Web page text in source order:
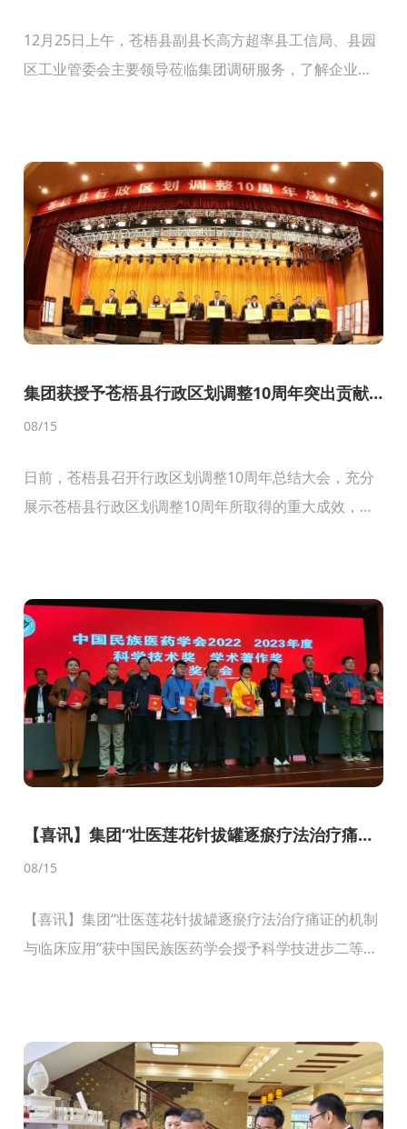
12月25日上午，苍梧县副县长高方超率县工信局、县园
区工业管委会主要领导莅临集团调研服务，了解企业
集团获授予苍梧县行政区划调整10周年突出贡献
非公有制企业
08/15
日前，苍梧县召开行政区划调整10周年总结大会，充分
展示苍梧县行政区划调整10周年所取得的重大成效，为
【喜讯】集团“壮医莲花针拔罐逐瘀疗法治疗痛证
的机制与临床应用”获中国民族医药学会授予科学
08/15
【喜讯】集团“壮医莲花针拔罐逐瘀疗法治疗痛证的机制
与临床应用”获中国民族医药学会授予科学技进步二等